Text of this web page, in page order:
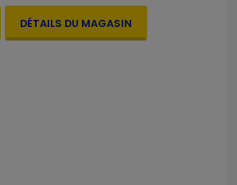
DÉTAILS DU MAGASIN